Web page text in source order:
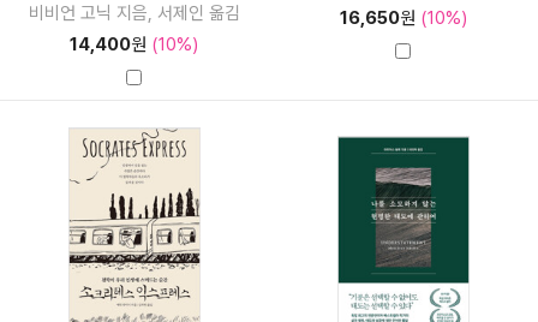
비비언 고닉 지음, 서제인 옮김
14,400원 (10%)
16,650원 (10%)